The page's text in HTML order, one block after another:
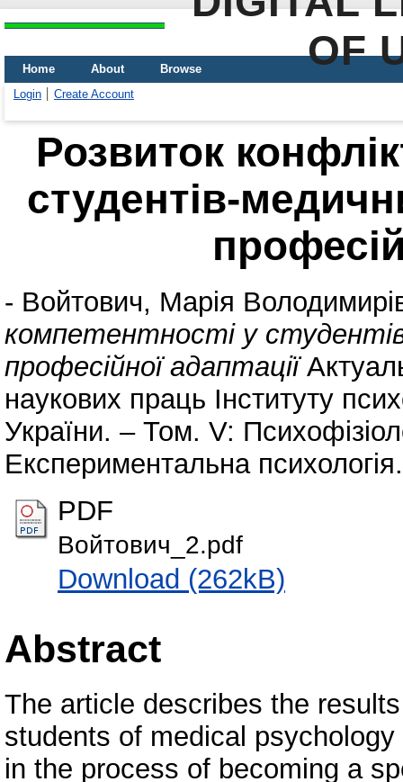
OF
Home About
Browse
Login
Create Account
Розвиток
студентів-
- Войтович, Марія
компетентності у
професійної адаптації
наукових праць Інституту
України. – Том. V:
Експериментальна
PDF
Войтович_2.pdf
Download (262kB)
Abstract
The article describes the
students of medical
in the process of becoming a